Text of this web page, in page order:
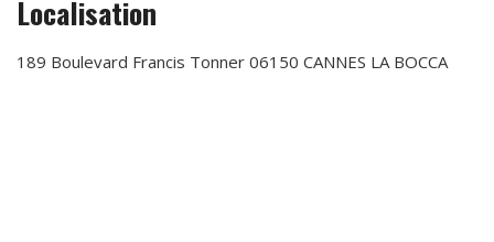
Localisation
189 Boulevard Francis Tonner 06150 CANNES LA BOCCA